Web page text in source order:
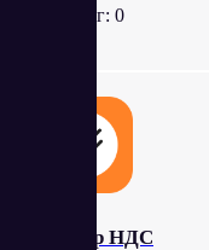
Рейтинг: 0
Контур НДС